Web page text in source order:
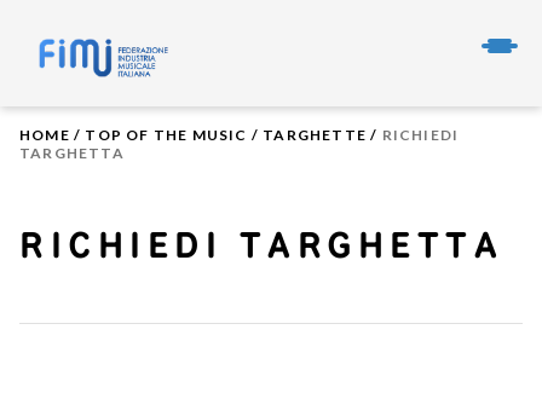
HOME / TOP OF THE MUSIC / TARGHETTE / RICHIEDI
TARGHETTA
RICHIEDI TARGHETTA